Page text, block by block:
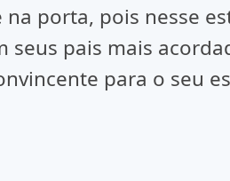
porta, pois nesse
pais mais
para o seu